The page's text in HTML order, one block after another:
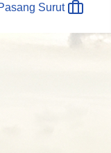
Surut